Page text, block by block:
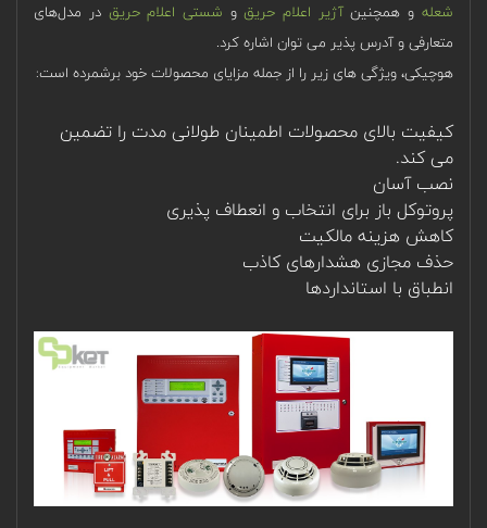
شعله و همچنینآژیر اعلام حریقو شستی اعلام حریق در مدل‌های
متعارفی و آدرس پذیر می ‌توان اشاره کرد.
هوچیکی، ویژگی های زیر را از جمله مزایای محصولات خود برشمرده است:
کیفیت بالای محصولات اطمینان طولانی مدت را تضمین
می کند.
نصب آسان
پروتوکل باز برای انتخاب و انعطاف پذیری
کاهش هزینه مالکیت
حذف مجازی هشدارهای کاذب
انطباق با استانداردها